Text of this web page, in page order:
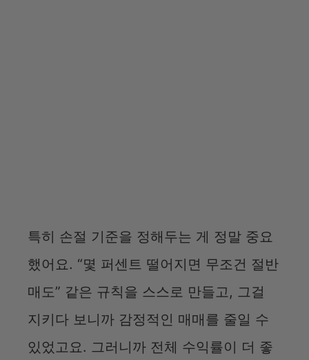
특히 손절 기준을 정해두는 게 정말 중요
했어요. “몇 퍼센트 떨어지면 무조건 절반
매도” 같은 규칙을 스스로 만들고, 그걸
지키다 보니까 감정적인 매매를 줄일 수
있었고요. 그러니까 전체 수익률이 더 좋